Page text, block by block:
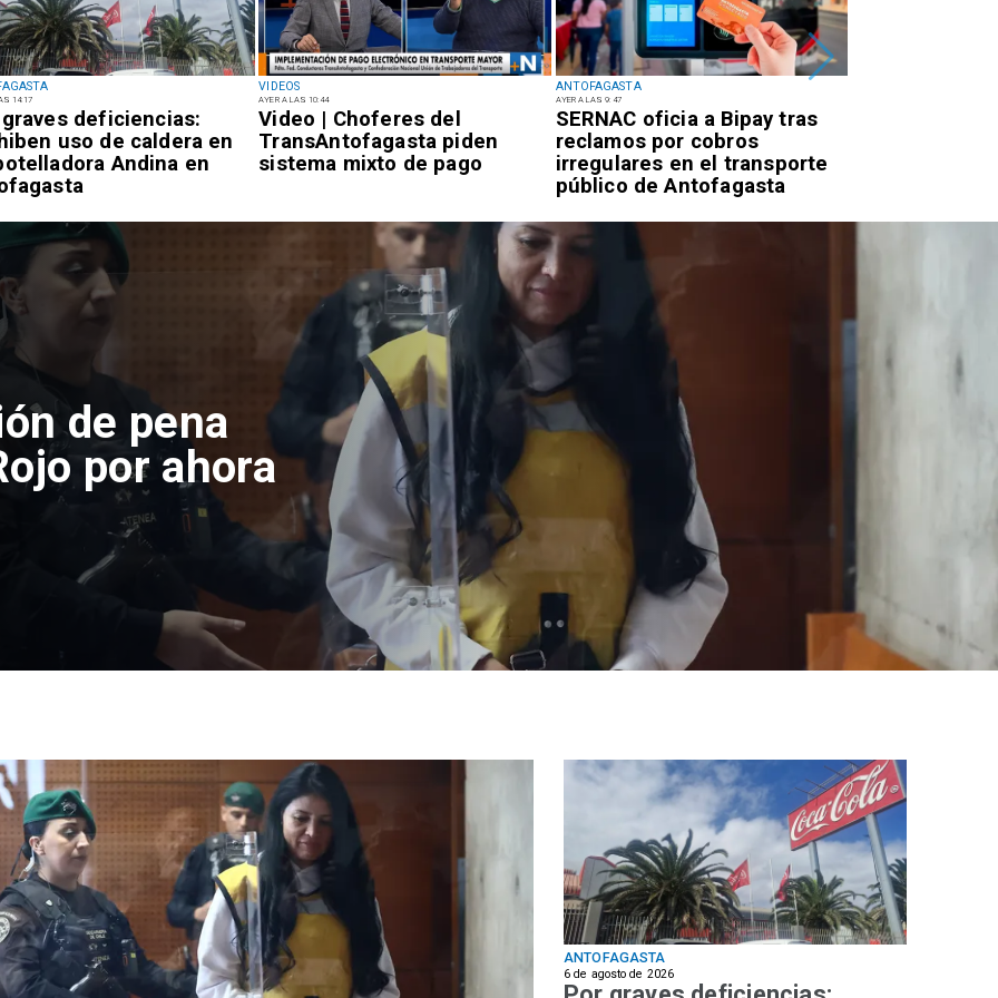
14:17
deficiencias:
uso de caldera en
Andina en
VIDEOS
AYER A LAS 10:44
Video | Choferes del
TransAntofagasta piden
sistema mixto de pago
ANTOFAGASTA
AYER A LAS 9:47
SERNAC oficia a Bipay tras
reclamos por cobros
irregulares en el transporte
público de Antofagasta
denuncias
en
a lobos
ANTOFAGASTA
6 de agosto de 2026